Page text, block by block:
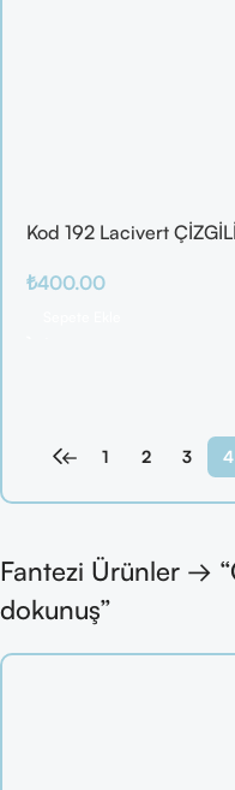
Kod 192 Lacivert ÇİZGİLİ
₺400.00
← 1 2 3 4
Fantezi Ürünler →
dokunuş”